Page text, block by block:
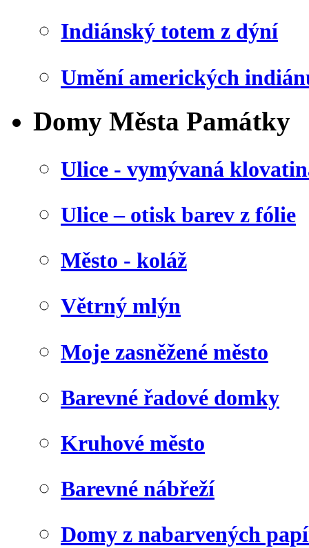
Indiánský totem z dýní
Umění amerických
Domy Města Památky
Ulice - vymývaná
Ulice – otisk barev z fólie
Město - koláž
Větrný mlýn
Moje zasněžené město
Barevné řadové domky
Kruhové město
Barevné nábřeží
Domy z nabarvených